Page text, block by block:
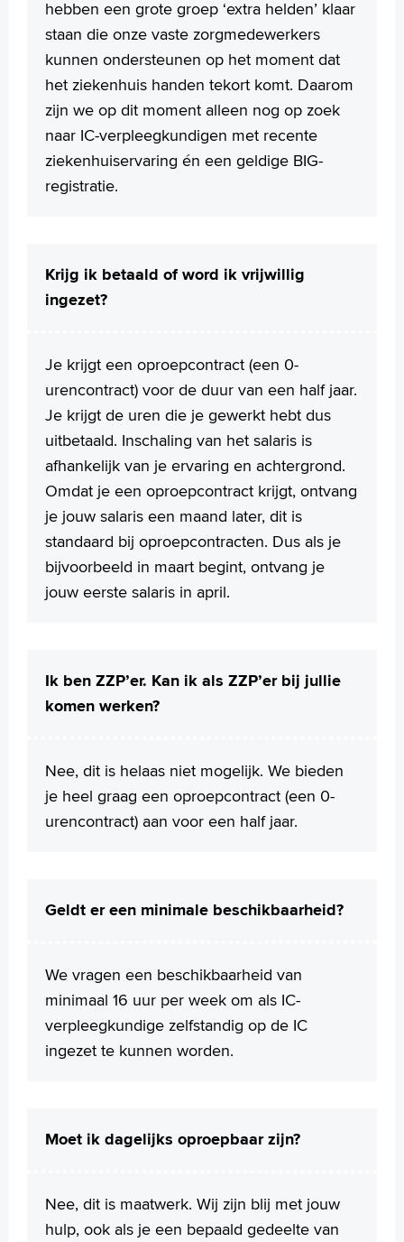
hebben een grote groep ‘extra helden’ klaar
staan die onze vaste zorgmedewerkers
kunnen ondersteunen op het moment dat
het ziekenhuis handen tekort komt. Daarom
zijn we op dit moment alleen nog op zoek
naar IC-verpleegkundigen met recente
ziekenhuiservaring én een geldige BIG-
registratie.
Krijg ik betaald of word ik vrijwillig
ingezet?
Je krijgt een oproepcontract (een 0-
urencontract) voor de duur van een half jaar.
Je krijgt de uren die je gewerkt hebt dus
uitbetaald. Inschaling van het salaris is
afhankelijk van je ervaring en achtergrond.
Omdat je een oproepcontract krijgt, ontvang
je jouw salaris een maand later, dit is
standaard bij oproepcontracten. Dus als je
bijvoorbeeld in maart begint, ontvang je
jouw eerste salaris in april.
Ik ben ZZP’er. Kan ik als ZZP’er bij jullie
komen werken?
Nee, dit is helaas niet mogelijk. We bieden
je heel graag een oproepcontract (een 0-
urencontract) aan voor een half jaar.
Geldt er een minimale beschikbaarheid?
We vragen een beschikbaarheid van
minimaal 16 uur per week om als IC-
verpleegkundige zelfstandig op de IC
ingezet te kunnen worden.
Moet ik dagelijks oproepbaar zijn?
Nee, dit is maatwerk. Wij zijn blij met jouw
hulp, ook als je een bepaald gedeelte van